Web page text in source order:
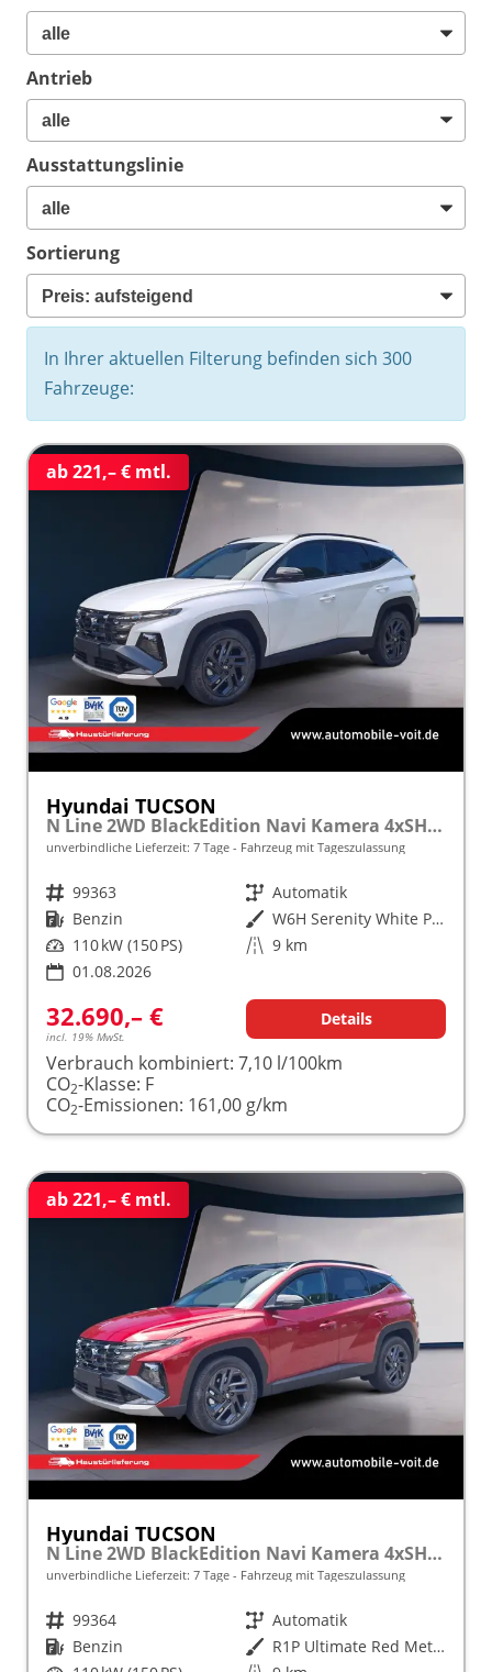
Antrieb
Ausstattungslinie
Sortierung
In Ihrer aktuellen Filterung befinden sich 300
Fahrzeuge:
ab 221,– € mtl.
Hyundai TUCSON
N Line 2WD BlackEdition Navi Kamera 4xSHZ ACC
unverbindliche Lieferzeit: 7 Tage Fahrzeug mit Tageszulassung
Fahrzeugnr. 99363 Getriebe Automatik
Kraftstoff Benzin Außenfarbe
W6H Serenity White Pearl
Leistung 110 kW (150 PS) Kilometerstand 9 km
01.08.2026
32.690,– €
incl. 19% MwSt.
Details
Verbrauch kombiniert: 7,10 l/100km
CO2-Klasse: F
CO2-Emissionen: 161,00 g/km
ab 221,– € mtl.
Hyundai TUCSON
N Line 2WD BlackEdition Navi Kamera 4xSHZ ACC
unverbindliche Lieferzeit: 7 Tage Fahrzeug mit Tageszulassung
Fahrzeugnr. 99364 Getriebe Automatik
Kraftstoff Benzin Außenfarbe
R1P Ultimate Red Metallic